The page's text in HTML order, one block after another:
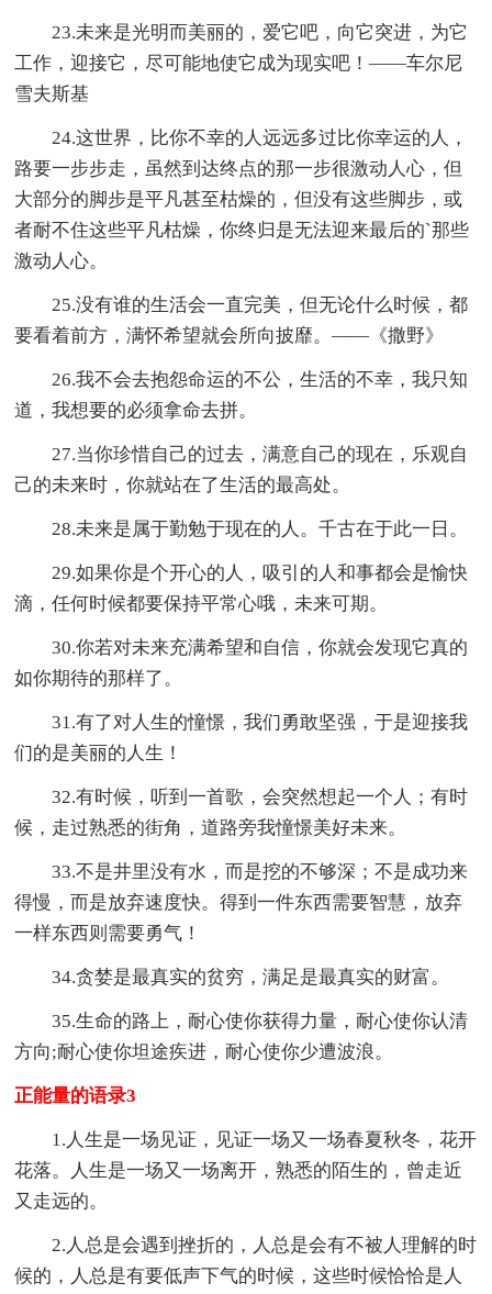
23.未来是光明而美丽的，爱它吧，向它突进，为它
工作，迎接它，尽可能地使它成为现实吧！——车尔尼
雪夫斯基
24.这世界，比你不幸的人远远多过比你幸运的人，
路要一步步走，虽然到达终点的那一步很激动人心，但
大部分的脚步是平凡甚至枯燥的，但没有这些脚步，或
者耐不住这些平凡枯燥，你终归是无法迎来最后的`那些
激动人心。
25.没有谁的生活会一直完美，但无论什么时候，都
要看着前方，满怀希望就会所向披靡。——《撒野》
26.我不会去抱怨命运的不公，生活的不幸，我只知
道，我想要的必须拿命去拼。
27.当你珍惜自己的过去，满意自己的现在，乐观自
己的未来时，你就站在了生活的最高处。
28.未来是属于勤勉于现在的人。千古在于此一日。
29.如果你是个开心的人，吸引的人和事都会是愉快
滴，任何时候都要保持平常心哦，未来可期。
30.你若对未来充满希望和自信，你就会发现它真的
如你期待的那样了。
31.有了对人生的憧憬，我们勇敢坚强，于是迎接我
们的是美丽的人生！
32.有时候，听到一首歌，会突然想起一个人；有时
候，走过熟悉的街角，道路旁我憧憬美好未来。
33.不是井里没有水，而是挖的不够深；不是成功来
得慢，而是放弃速度快。得到一件东西需要智慧，放弃
一样东西则需要勇气！
34.贪婪是最真实的贫穷，满足是最真实的财富。
35.生命的路上，耐心使你获得力量，耐心使你认清
方向;耐心使你坦途疾进，耐心使你少遭波浪。
正能量的语录3
1.人生是一场见证，见证一场又一场春夏秋冬，花开
花落。人生是一场又一场离开，熟悉的陌生的，曾走近
又走远的。
2.人总是会遇到挫折的，人总是会有不被人理解的时
候的，人总是有要低声下气的时候，这些时候恰恰是人